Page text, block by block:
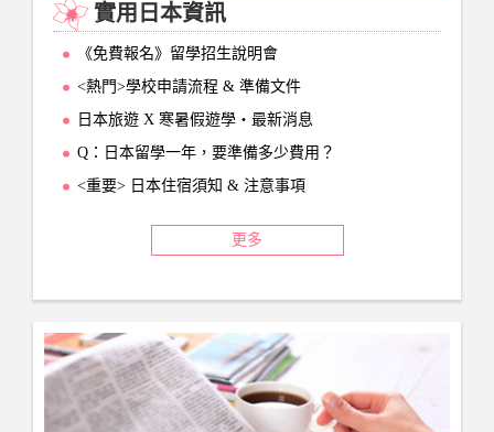
實用日本資訊
《免費報名》留學招生說明會
<熱門>學校申請流程 & 準備文件
日本旅遊 X 寒暑假遊學‧最新消息
Q：日本留學一年，要準備多少費用？
<重要> 日本住宿須知 & 注意事項
更多